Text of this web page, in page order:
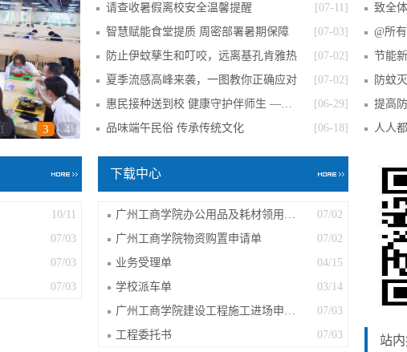
1 2 3 4
[07-11]
请查收暑假离校安全温馨提醒
[07-03]
智慧赋能食堂提质 周密部署暑期保障
[07-02]
防止伊蚊孳生和叮咬，远离基孔肯雅热
[07-02]
夏季流感高峰来袭，一图教你正确应对
[06-29]
[06-18]
品味端午民俗 传承传统文化
致全
@所
节能
防蚊
提高
人人
10/11
07/03
07/03
07/03
下载中心
07/02
07/02
广州工商学院物资购置申请单
04/15
业务受理单
03/14
学校派车单
07/03
07/03
工程委托书 站